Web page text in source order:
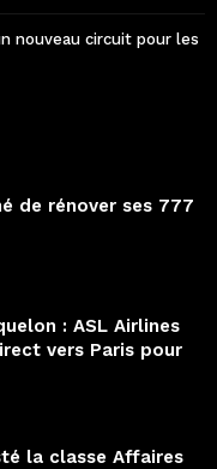
nouveau circuit pour les
de rénover ses 777
: ASL Airlines
vers Paris pour
la classe Affaires